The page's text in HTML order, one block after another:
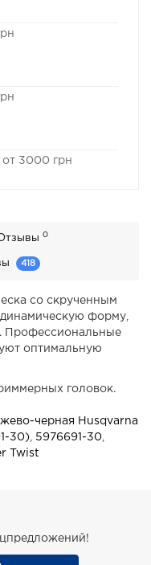
от 3000 грн
0
418
со скрученным
форму,
Профессиональные
оптимальную
головок.
черная Husqvarna
30) 5976691-30
Twist